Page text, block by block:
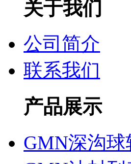
关于我们
公司简介
联系我们
产品展示
GMN深沟球